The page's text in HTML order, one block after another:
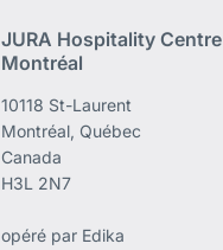
JURA Hospitality Centre
Montréal
10118 St-Laurent
Montréal, Québec
Canada
H3L 2N7
opéré par Edika